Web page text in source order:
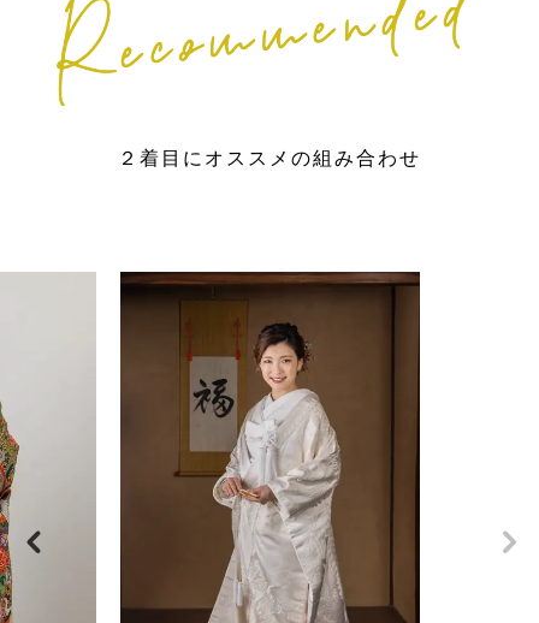
２着目にオススメの組み合わせ